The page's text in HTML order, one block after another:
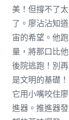
美！但撐不了
了。廖沾沾知
宙的希望。他
量，將那口比
後院逃跑！別
是文明的基礎
它用小嘴咬住
進器。推進器